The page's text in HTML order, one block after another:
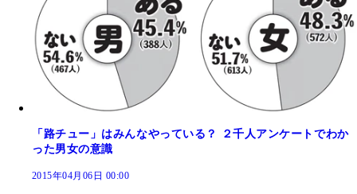
「路チュー」はみんなやっている？ ２千人アンケートでわか
った男女の意識
2015年04月06日 00:00